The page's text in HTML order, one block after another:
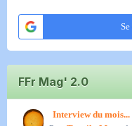
FFr Mag' 2.0
Interview du